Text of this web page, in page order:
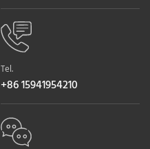
Tel.
+86 15941954210